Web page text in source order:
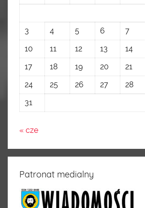
3
4 5 6 7
10
11 12 13 14
17
18 19 20 21
24
25 26 27 28
31
« cze
Patronat medialny